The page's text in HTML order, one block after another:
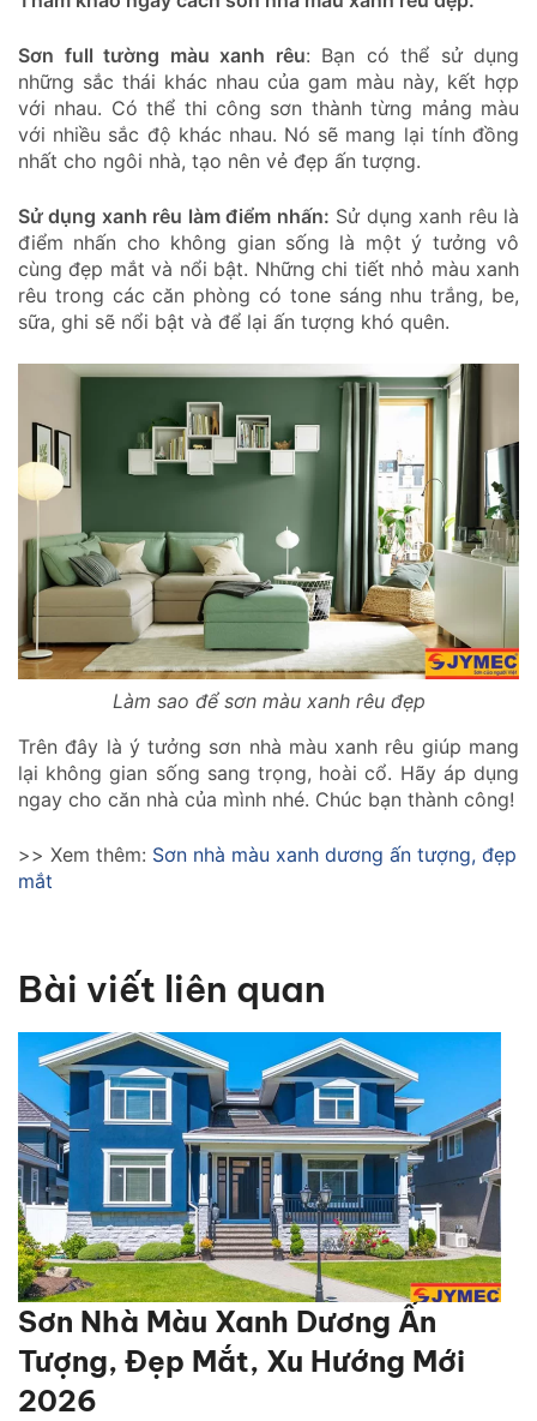
Sơn full tường màu xanh rêu: Bạn có thể sử dụng
những sắc thái khác nhau của gam màu này, kết hợp
với nhau. Có thể thi công sơn thành từng mảng màu
với nhiều sắc độ khác nhau. Nó sẽ mang lại tính đồng
nhất cho ngôi nhà, tạo nên vẻ đẹp ấn tượng.
Sử dụng xanh rêu làm điểm nhấn: Sử dụng xanh rêu là
điểm nhấn cho không gian sống là một ý tưởng vô
cùng đẹp mắt và nổi bật. Những chi tiết nhỏ màu xanh
rêu trong các căn phòng có tone sáng nhu trắng, be,
sữa, ghi sẽ nổi bật và để lại ấn tượng khó quên.
Làm sao để sơn màu xanh rêu đẹp
Trên đây là ý tưởng sơn nhà màu xanh rêu giúp mang
lại không gian sống sang trọng, hoài cổ. Hãy áp dụng
ngay cho căn nhà của mình nhé. Chúc bạn thành công!
>> Xem thêm: Sơn nhà màu xanh dương ấn tượng, đẹp
mắt
Bài viết liên quan
Sơn Nhà Màu Xanh Dương Ấn
Tượng, Đẹp Mắt, Xu Hướng Mới
2026